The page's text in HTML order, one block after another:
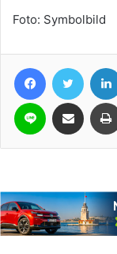
Foto: Symbolbild
FacebookTwitter
Line Teile per E-Mail